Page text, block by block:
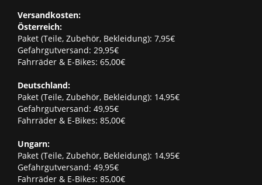
Versandkosten:
Österreich:
Paket (Teile, Zubehör, Bekleidung): 7,95€
Gefahrgutversand: 29,95€
Fahrräder & E-Bikes: 65,00€
Deutschland:
Paket (Teile, Zubehör, Bekleidung): 14,95€
Gefahrgutversand: 49,95€
Fahrräder & E-Bikes: 85,00€
Ungarn:
Paket (Teile, Zubehör, Bekleidung): 14,95€
Gefahrgutversand: 49,95€
Fahrräder & E-Bikes: 85,00€